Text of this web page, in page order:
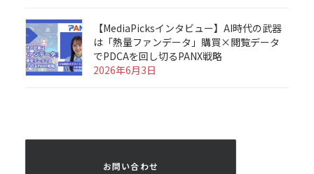
【MediaPicksインタビュー】AI時代の武器
は「熱量ファンデータ」購買×閲覧データ
でPDCAを回し切るPANX戦略
2026年6月3日
お問い合わせ